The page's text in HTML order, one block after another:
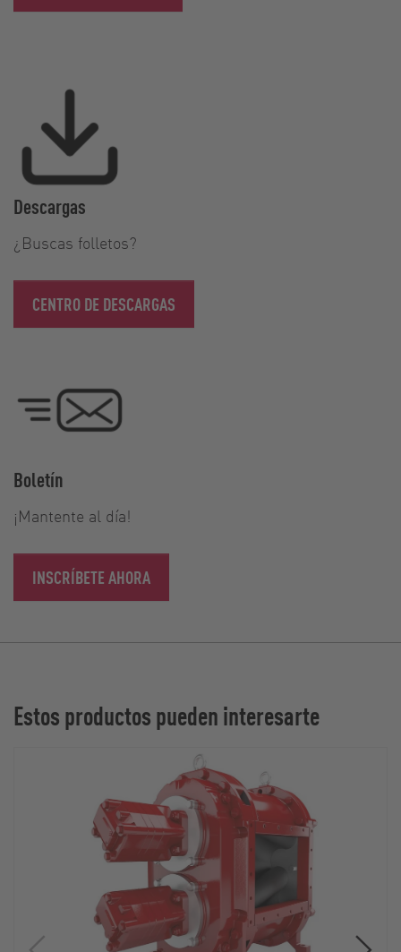
Descargas
¿Buscas folletos?
CENTRO DE DESCARGAS
Boletín
¡Mantente al día!
INSCRÍBETE AHORA
Estos productos pueden interesarte